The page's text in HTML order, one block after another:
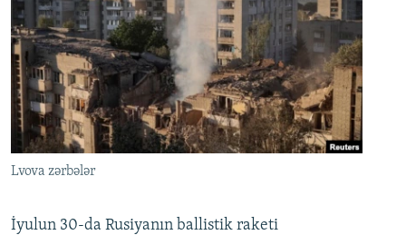
Lvova zərbələr
İyulun 30-da Rusiyanın ballistik raketi